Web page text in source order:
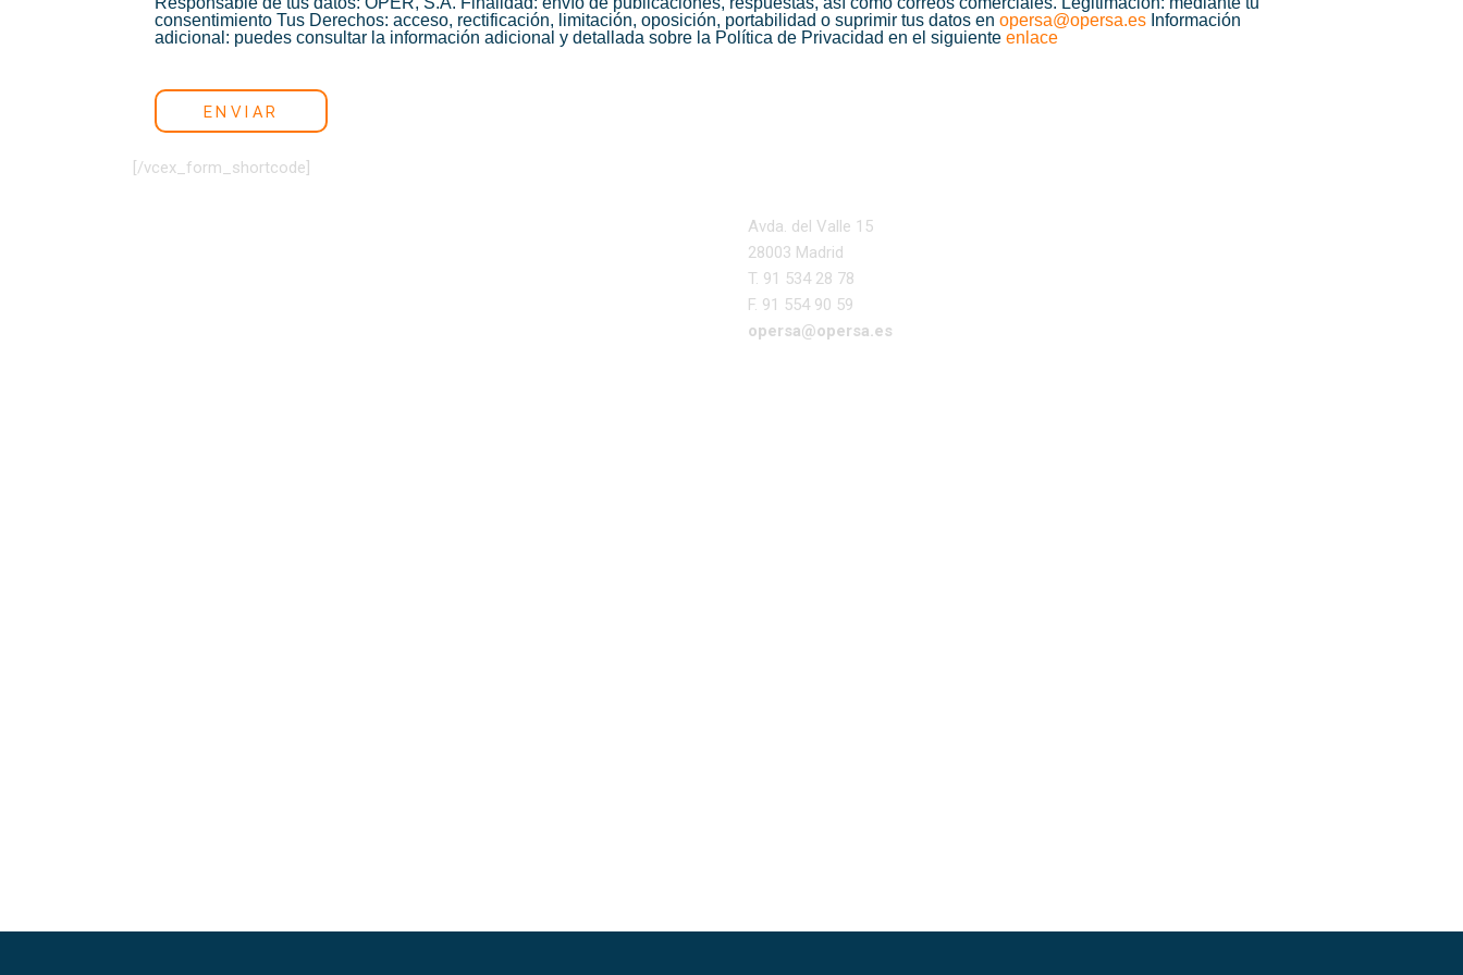
consentimiento Tus Derechos: acceso, rectificación, limitación, oposición, portabilidad o suprimir tus datos en opersa@opersa.es Información
adicional: puedes consultar la información adicional y detallada sobre la Política de Privacidad en el siguiente enlace
ENVIAR
[/vcex_form_shortcode]
Avda. del Valle 15
28003 Madrid
T. 91 534 28 78
F. 91 554 90 59
opersa@opersa.es